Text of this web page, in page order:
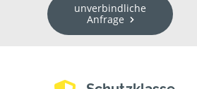
unverbindliche
Anfrage